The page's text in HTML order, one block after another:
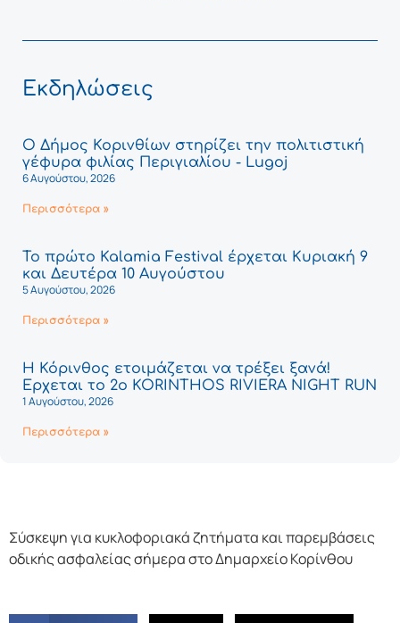
Εκδηλώσεις
Ο Δήμος Κορινθίων στηρίζει την πολιτιστική
γέφυρα φιλίας Περιγιαλίου - Lugoj
6 Αυγούστου, 2026
Περισσότερα »
Το πρώτο Kalamia Festival έρχεται Κυριακή 9
και Δευτέρα 10 Αυγούστου
5 Αυγούστου, 2026
Περισσότερα »
Η Κόρινθος ετοιμάζεται να τρέξει ξανά!
Έρχεται το 2ο KORINTHOS RIVIERA NIGHT RUN
1 Αυγούστου, 2026
Περισσότερα »
Σύσκεψη για κυκλοφοριακά ζητήματα και παρεμβάσεις
οδικής ασφαλείας σήμερα στο Δημαρχείο Κορίνθου